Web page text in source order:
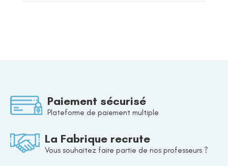
Paiement sécurisé
Plateforme de paiement multiple
La Fabrique recrute
Vous souhaitez faire partie de nos professeurs ?